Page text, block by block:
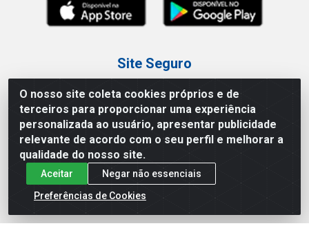
O nosso site coleta cookies próprios e de
terceiros para proporcionar uma experiência
personalizada ao usuário, apresentar publicidade
relevante de acordo com o seu perfil e melhorar a
qualidade do nosso site.
Aceitar
Negar não essenciais
Preferências de Cookies
Site Seguro
Loja / Showroom
Tel.: (11) 3227-0546
Av Vautier, 587/597 - Pari - São Paulo/SP